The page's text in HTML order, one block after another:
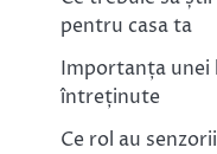
pentru casa ta
Importanța unei
întreținute
Ce rol au